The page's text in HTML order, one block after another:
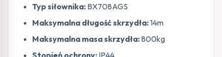
Typ siłownika: BX708AGS
Maksymalna długość skrzydła:14m
Maksymalna masa skrzydła:800kg
Stopień ochrony: IP44